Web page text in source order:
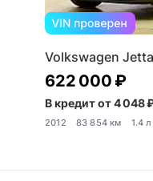
Volkswagen
622 000 ₽
В кредит от 4 048
2012 83 854 км 1.4